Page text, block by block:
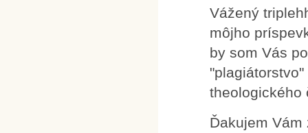
Vážený
môjho
by som Vás
theologického
Ďakujem